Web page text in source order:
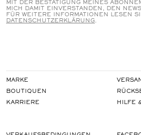
MIT DER BESTÄTIGUNG MEINES
MICH DAMIT EINVERSTANDEN, DEN
FÜR WEITERE INFORMATIONEN LESEN
DATENSCHUTZERKLÄRUNG.
MARKE
BOUTIQUEN
KARRIERE HILFE